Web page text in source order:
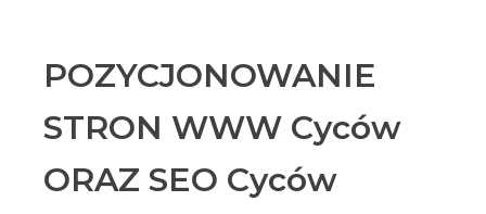
POZYCJONOWANIE
STRON WWW Cyców
ORAZ SEO Cyców